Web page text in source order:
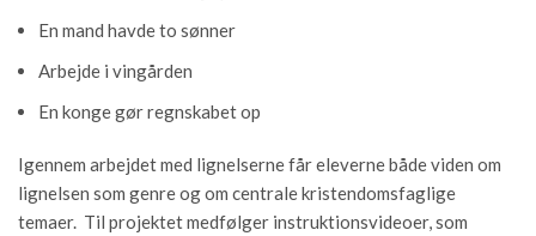
En mand havde to sønner
Arbejde i vingården
En konge gør regnskabet op
Igennem arbejdet med lignelserne får eleverne både viden om
lignelsen som genre og om centrale kristendomsfaglige
temaer. Til projektet medfølger instruktionsvideoer, som